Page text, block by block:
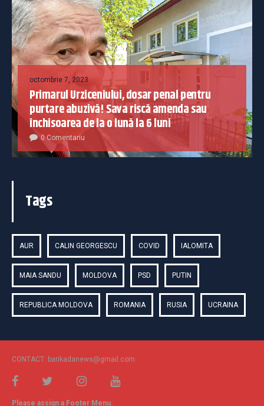
octombrie 7, 2023
Primarul Urziceniului, dosar penal pentru
purtare abuzivă! Sava riscă amenda sau
închisoarea de la o lună la 6 luni
0 Comentariu
Tags
AUR CALIN GEORGESCU COVID IALOMITA
MAIA SANDU MOLDOVA PSD PUTIN
REPUBLICA MOLDOVA ROMANIA RUSIA UCRAINA
CONTACT: barikadanews@gmail.com
Please assign a Footer Menu.